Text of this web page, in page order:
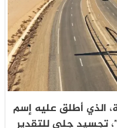
الذي أطلق عليه إسم